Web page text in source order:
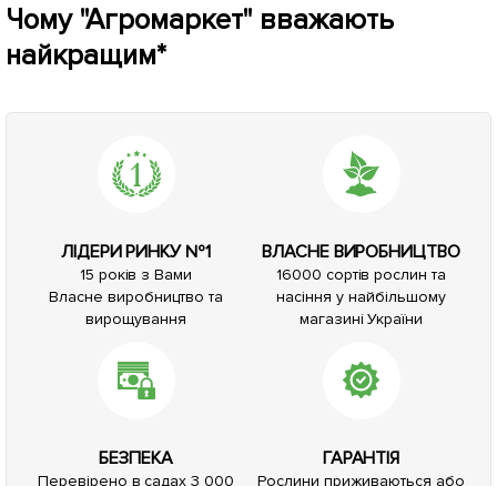
Чому "Агромаркет" вважають
найкращим*
ЛІДЕРИ РИНКУ №1
15 років з Вами
Власне виробництво та
вирощування
ВЛАСНЕ ВИРОБНИЦТВО
16000 сортів рослин та
насіння у найбільшому
магазині України
БЕЗПЕКА
Перевірено в садах 3 000
ГАРАНТІЯ
Рослини приживаються або